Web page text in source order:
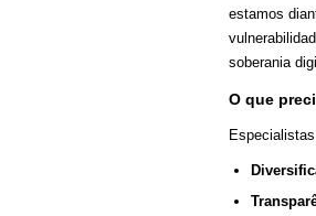
estamos
soberania
O que